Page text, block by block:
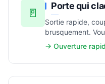
🚪 Porte qui
Sortie rapide,
brusquement.
→ Ouverture